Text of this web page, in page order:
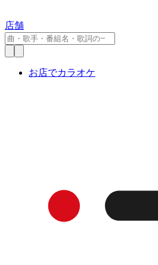
店舗
お店でカラオケ